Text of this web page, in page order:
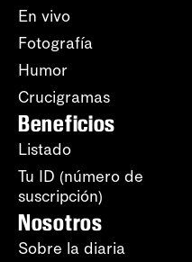
En vivo
Fotografía
Humor
Crucigramas
Beneficios
Listado
Tu ID (número de
suscripción)
Nosotros
Sobre la diaria